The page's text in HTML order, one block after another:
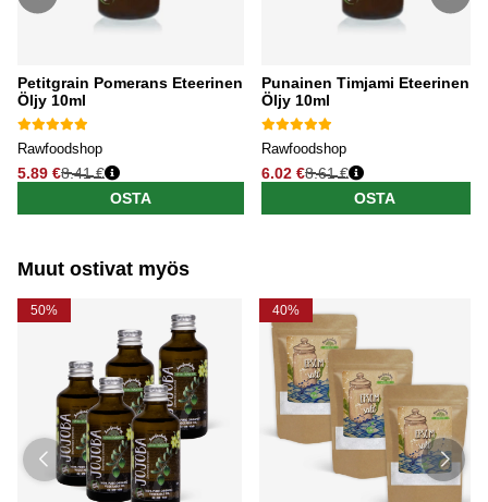
Petitgrain Pomerans Eteerinen
Öljy 10ml
Rawfoodshop
5.89 €
Normaali hinta
8.41 €
OSTA
Punainen Timjami Eteerinen
Öljy 10ml
Rawfoodshop
6.02 €
Normaali hinta
8.61 €
OSTA
Muut ostivat myös
50% 40%